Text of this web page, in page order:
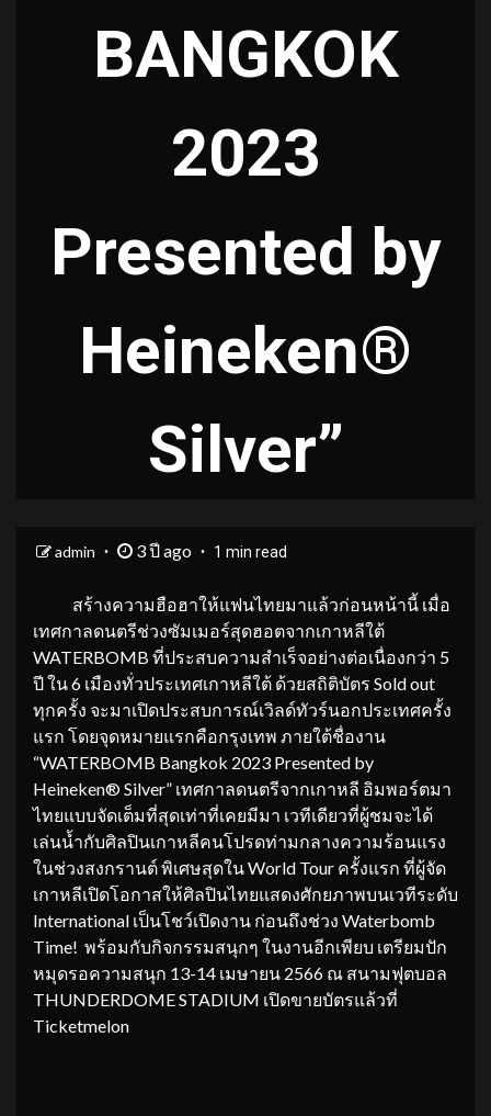
BANGKOK
2023
Presented by
Heineken®
Silver”
admin 3 ปี ago 1 min read
สร้างความฮือฮาให้แฟนไทยมาแล้วก่อนหน้านี้ เมื่อ
เทศกาลดนตรีช่วงซัมเมอร์สุดฮอตจากเกาหลีใต้
WATERBOMB ที่ประสบความสำเร็จอย่างต่อเนื่องกว่า 5
ปี ใน 6 เมืองทั่วประเทศเกาหลีใต้ ด้วยสถิติบัตร Sold out
ทุกครั้ง จะมาเปิดประสบการณ์เวิลด์ทัวร์นอกประเทศครั้ง
แรก โดยจุดหมายแรกคือกรุงเทพ ภายใต้ชื่องาน
“WATERBOMB Bangkok 2023 Presented by
Heineken® Silver” เทศกาลดนตรีจากเกาหลี อิมพอร์ตมา
ไทยแบบจัดเต็มที่สุดเท่าที่เคยมีมา เวทีเดียวที่ผู้ชมจะได้
เล่นน้ำกับศิลปินเกาหลีคนโปรดท่ามกลางความร้อนแรง
ในช่วงสงกรานต์ พิเศษสุดใน World Tour ครั้งแรก ที่ผู้จัด
เกาหลีเปิดโอกาสให้ศิลปินไทยแสดงศักยภาพบนเวทีระดับ
International เป็นโชว์เปิดงาน ก่อนถึงช่วง Waterbomb
Time! พร้อมกับกิจกรรมสนุกๆ ในงานอีกเพียบ เตรียมปัก
หมุดรอความสนุก 13-14 เมษายน 2566 ณ สนามฟุตบอล
THUNDERDOME STADIUM เปิดขายบัตรแล้วที่
Ticketmelon